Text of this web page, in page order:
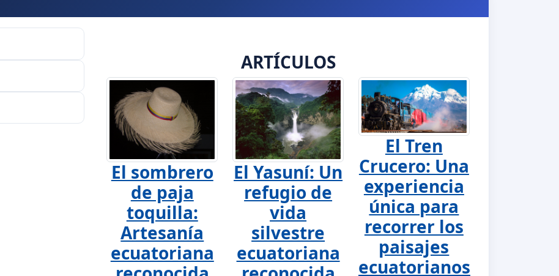
ARTÍCULOS
El sombrero
de paja
toquilla:
Artesanía
ecuatoriana
El Yasuní: Un
refugio de
vida
silvestre
ecuatoriana
El Tren
Crucero: Una
experiencia
única para
recorrer los
paisajes
ecuatorianos